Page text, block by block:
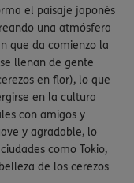
el paisaje japonés
una atmósfera
que da comienzo la
llenan de gente
en flor), lo que
en la cultura
con amigos y
y agradable, lo
como Tokio,
de los cerezos